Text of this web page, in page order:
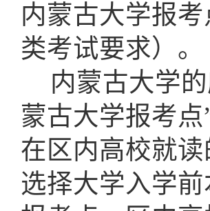
内蒙古大学报
类考试要求）。
内蒙古大学
蒙古大学报考点
在区内高校就
选择大学入学